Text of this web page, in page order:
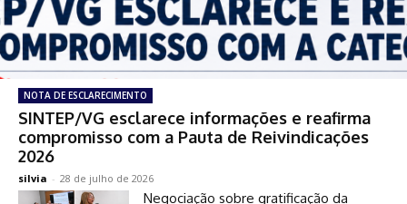
NOTA DE ESCLARECIMENTO
SINTEP/VG esclarece informações e reafirma
compromisso com a Pauta de Reivindicações
2026
silvia - 28 de julho de 2026
Negociação sobre gratificação da